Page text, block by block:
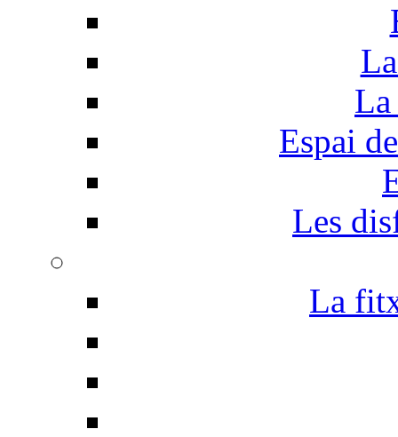
La
Espai
Les
La